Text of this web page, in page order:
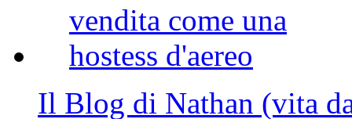
Il Blog di Nathan (vita